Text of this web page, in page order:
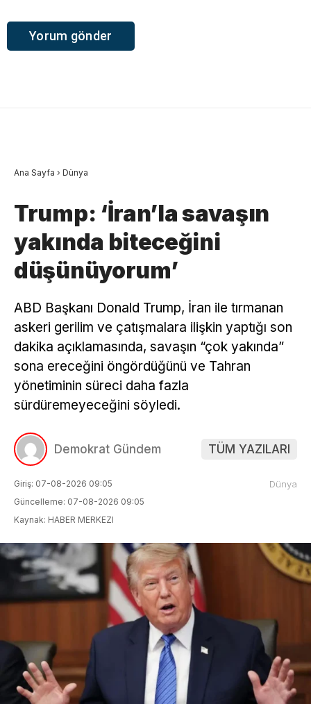
Ana Sayfa › Dünya
Trump: ‘İran’la savaşın
yakında biteceğini
düşünüyorum’
ABD Başkanı Donald Trump, İran ile tırmanan
askeri gerilim ve çatışmalara ilişkin yaptığı son
dakika açıklamasında, savaşın “çok yakında”
sona ereceğini öngördüğünü ve Tahran
yönetiminin süreci daha fazla
sürdüremeyeceğini söyledi.
Demokrat Gündem TÜM YAZILARI
Giriş: 07-08-2026 09:05
Güncelleme: 07-08-2026 09:05
Kaynak: HABER MERKEZI
Dünya